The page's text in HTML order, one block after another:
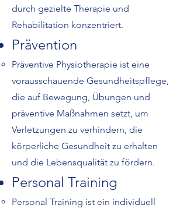
durch gezielte Therapie und
Rehabilitation konzentriert.
Prävention
​Präventive Physiotherapie ist eine
vorausschauende Gesundheitspflege,
die auf Bewegung, Übungen und
präventive Maßnahmen setzt, um
Verletzungen zu verhindern, die
körperliche Gesundheit zu erhalten
und die Lebensqualität zu fördern.
Personal Training
​Personal Training ist ein individuell